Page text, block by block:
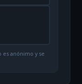
es anónimo y se